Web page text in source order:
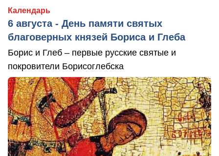
Календарь
6 августа - День памяти святых
благоверных князей Бориса и Глеба
Борис и Глеб – первые русские святые и
покровители Борисоглебска